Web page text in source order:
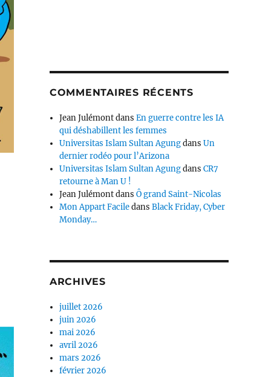
COMMENTAIRES RÉCENTS
Jean JulémontdansEn guerre contre les IA
qui déshabillent les femmes
Universitas Islam Sultan AgungdansUn
dernier rodéo pour l’Arizona
Universitas Islam Sultan AgungdansCR7
retourne à Man U !
Jean JulémontdansÔ grand Saint-Nicolas
Mon Appart FaciledansBlack Friday, Cyber
Monday…
ARCHIVES
juillet 2026
juin 2026
mai 2026
avril 2026
mars 2026
février 2026